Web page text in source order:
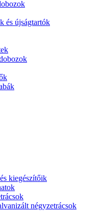
és újságtartók
kiegészítőik
négyzetrácsok